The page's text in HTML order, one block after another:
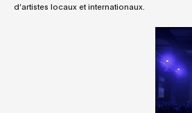
d’artistes locaux et internationaux.